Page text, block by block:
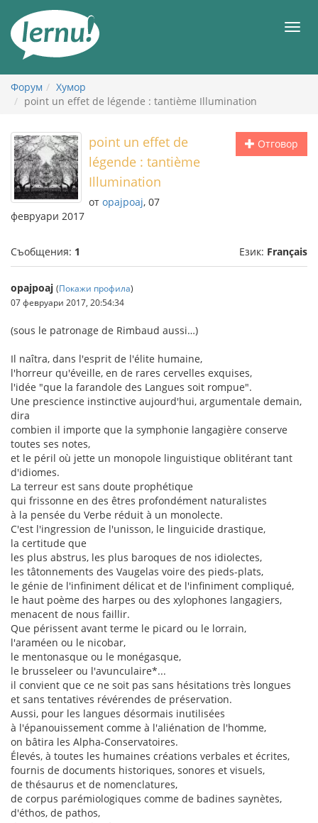
съдържанието
Форум
Хумор
point un effet de légende : tantième Illumination
Отговор
point un effet de
légende : tantième
Illumination
от opajpoaj, 07
февруари 2017
Съобщения: 1 Език: Français
opajpoaj (Покажи профила)
07 февруари 2017, 20:54:34
(sous le patronage de Rimbaud aussi…)
Il naîtra, dans l'esprit de l'élite humaine,
l'horreur qu'éveille, en de rares cervelles exquises,
l'idée "que la farandole des Langues soit rompue".
Une prescience instinctive aujourd'hui, argumentale demain,
dira
combien il importe que la symphonie langagière conserve
toutes ses notes,
et le péril où jette un monopole linguistique oblitérant tant
d'idiomes.
La terreur est sans doute prophétique
qui frissonne en des êtres profondément naturalistes
à la pensée du Verbe réduit à un monolecte.
C'est l'ingression de l'unisson, le linguicide drastique,
la certitude que
les plus abstrus, les plus baroques de nos idiolectes,
les tâtonnements des Vaugelas voire des pieds-plats,
le génie de l'infiniment délicat et de l'infiniment compliqué,
le haut poème des harpes ou des xylophones langagiers,
menacent de nous faillir.
Que périssent avant terme le picard ou le lorrain,
l'araméen ou le nicobar,
le mentonasque ou le monégasque,
le brusseleer ou l'avunculaire*...
il convient que ce ne soit pas sans hésitations très longues
et sans tentatives révérendes de préservation.
Aussi, pour les langues désormais inutilisées
à l'épanouissement comme à l'aliénation de l'homme,
on bâtira les Alpha-Conservatoires.
Élevés, à toutes les humaines créations verbales et écrites,
fournis de documents historiques, sonores et visuels,
de thésaurus et de nomenclatures,
de corpus parémiologiques comme de badines saynètes,
d'éthos, de pathos,